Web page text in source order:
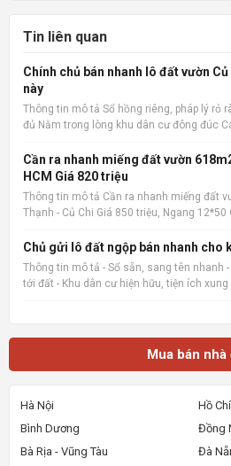
Tin liên quan
Chính chủ bán nhanh lô đất vườn
này
Thông tin mô tả Sổ hồng riêng, pháp lý rỏ
đủ Nằm trong lòng khu dân cư đông đúc
Muabannhadat.com &mdash; Sàn rao vặt
Cần ra nhanh miếng đất vườn
HCM Giá 820 triệu
Thông tin mô tả Cần ra nhanh miếng đất
Thạnh - Củ Chi Giá 850 triệu, Ngang
600m 📌 Nguồn tin: Muabannhadat.com
Chủ gửi lô đất ngộp bán nhanh cho
Thông tin mô tả - Sổ sẵn, sang tên nhanh
tới đất - Khu dân cư hiện hữu, tiện ích xung
Mua bán nhà
Hà Nội
Hồ
Bình Dương
Đồng
Bà Rịa - Vũng Tàu
Đà